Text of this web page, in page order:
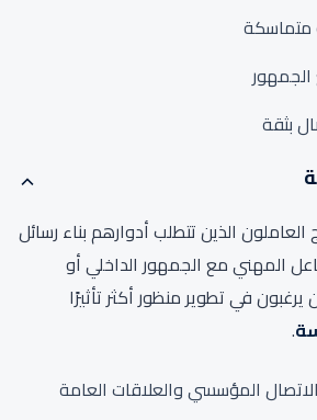
متماسكة
بثقة
الذين تتطلب أدوارهم بناء رسائل
المهني مع الجمهور الداخلي أو
في تطوير منظور أكثر تأثيرًا
.
المؤسسي والعلاقات العامة